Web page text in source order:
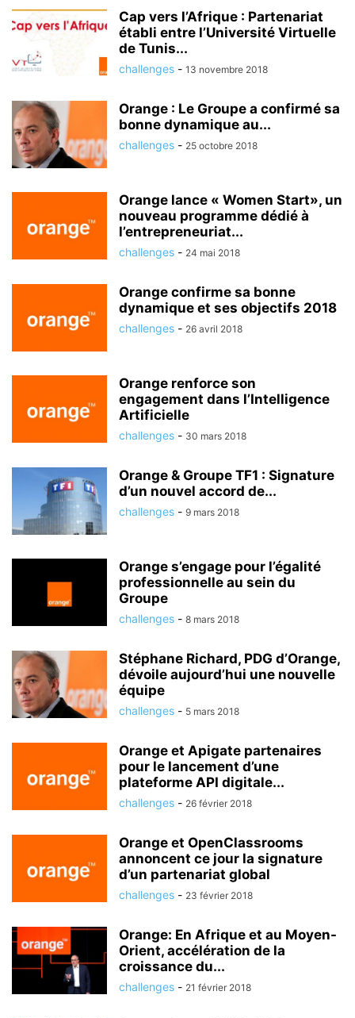
Cap vers l’Afrique : Partenariat
établi entre l’Université Virtuelle
de Tunis...
challenges - 13 novembre 2018
Orange : Le Groupe a confirmé sa
bonne dynamique au...
challenges - 25 octobre 2018
Orange lance « Women Start», un
nouveau programme dédié à
l’entrepreneuriat...
challenges - 24 mai 2018
Orange confirme sa bonne
dynamique et ses objectifs 2018
challenges - 26 avril 2018
Orange renforce son
engagement dans l’Intelligence
Artificielle
challenges - 30 mars 2018
Orange & Groupe TF1 : Signature
d’un nouvel accord de...
challenges - 9 mars 2018
Orange s’engage pour l’égalité
professionnelle au sein du
Groupe
challenges - 8 mars 2018
Stéphane Richard, PDG d’Orange,
dévoile aujourd’hui une nouvelle
équipe
challenges - 5 mars 2018
Orange et Apigate partenaires
pour le lancement d’une
plateforme API digitale...
challenges - 26 février 2018
Orange et OpenClassrooms
annoncent ce jour la signature
d’un partenariat global
challenges - 23 février 2018
Orange: En Afrique et au Moyen-
Orient, accélération de la
croissance du...
challenges - 21 février 2018